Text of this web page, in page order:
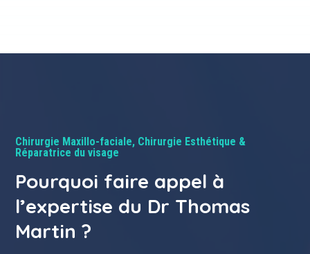
Chirurgie Maxillo-faciale, Chirurgie Esthétique &
Réparatrice du visage
Pourquoi faire appel à
l’expertise du Dr Thomas
Martin ?